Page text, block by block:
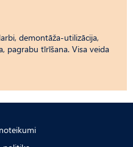
demontāža-utilizācija,
pagrabu tīrīšana. Visa veida